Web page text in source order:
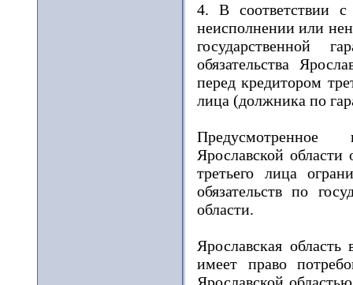
4. В соответствии с
неисполнении или
государственной
обязательства
перед кредитором
лица (должника по
Предусмотренное
Ярославской области
третьего лица
обязательств по
области.
Ярославская область
имеет право